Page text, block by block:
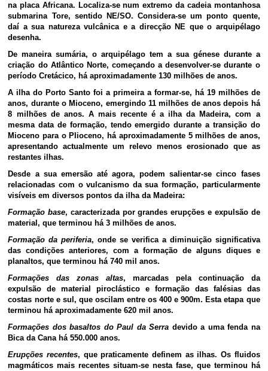
na placa Africana. Localiza-se num extremo da cadeia montanhosa
submarina Tore, sentido NE/SO. Considera-se um ponto quente,
daí a sua natureza vulcânica e a direcção NE que o arquipélago
desenha.
De maneira sumária, o arquipélago tem a sua génese durante a
criação do Atlântico Norte, começando a desenvolver-se durante o
período Cretácico, há aproximadamente 130 milhões de anos.
A ilha do Porto Santo foi a primeira a formar-se, há 19 milhões de
anos, durante o Mioceno, emergindo 11 milhões de anos depois há
8 milhões de anos. A mais recente é a ilha da Madeira, com a
mesma data de formação, tendo emergido durante a transição do
Mioceno para o Plioceno, há aproximadamente 5 milhões de anos,
apresentando actualmente um relevo menos erosionado que as
restantes ilhas.
Desde a sua emersão até agora, podem salientar-se cinco fases
relacionadas com o vulcanismo da sua formação, particularmente
visíveis em diversos pontos da ilha da Madeira:
Formação base, caracterizada por grandes erupções e expulsão de
material, que terminou há 3 milhões de anos.
Formação da periferia, onde se verifica a diminuição significativa
das condições anteriores, com a formação de alguns diques e
planaltos, que terminou há 740 mil anos.
Formações das zonas altas, marcadas pela continuação da
expulsão de material piroclástico e formação das falésias das
costas norte e sul, que oscilam entre os 400 e 900m. Esta etapa que
terminou há aproximadamente 620 mil anos.
Formações dos basaltos do Paul da Serra devido a uma fenda na
Bica da Cana há 550.000 anos.
Erupções recentes, que praticamente definem as ilhas. Os fluidos
magmáticos mais recentes situam-se nesta fase, que terminou há